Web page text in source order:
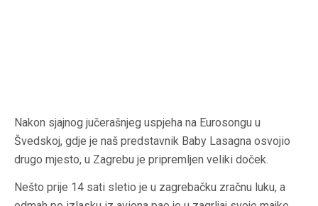
Nakon sjajnog jučerašnjeg uspjeha na Eurosongu u
Švedskoj, gdje je naš predstavnik Baby Lasagna osvojio
drugo mjesto, u Zagrebu je pripremljen veliki doček.
Nešto prije 14 sati sletio je u zagrebačku zračnu luku, a